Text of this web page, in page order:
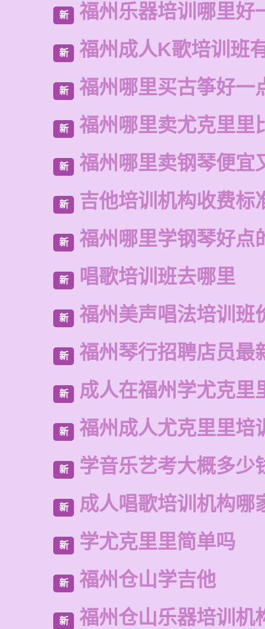
新 福州乐器培训哪里好
新 福州成人K歌培训班
新 福州哪里买古筝好一
新 福州哪里卖尤克里里
新 福州哪里卖钢琴便宜
新 吉他培训机构收费标
新 福州哪里学钢琴好点
新 唱歌培训班去哪里
新 福州美声唱法培训班
新 福州琴行招聘店员最
新 成人在福州学尤克里
新 福州成人尤克里里培
新 学音乐艺考大概多少
新 成人唱歌培训机构哪
新 学尤克里里简单吗
新 福州仓山学吉他
新 福州仓山乐器培训机